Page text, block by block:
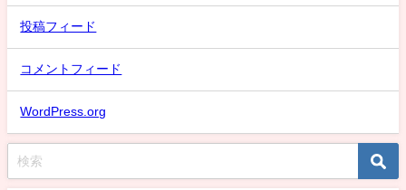
投稿フィード
コメントフィード
WordPress.org